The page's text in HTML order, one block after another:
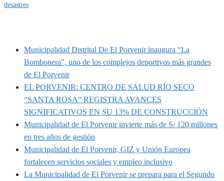
desastres
Municipalidad Distrital De El Porvenir inaugura “La
Bombonera”, uno de los complejos deportivos más grandes
de El Porvenir
EL PORVENIR: CENTRO DE SALUD RÍO SECO
“SANTA ROSA” REGISTRA AVANCES
SIGNIFICATIVOS EN SU 13% DE CONSTRUCCIÓN
Municipalidad de El Porvenir invierte más de S/ 120 millones
en tres años de gestión
Municipalidad de El Porvenir, GIZ y Unión Europea
fortalecen servicios sociales y empleo inclusivo
La Municipalidad de El Porvenir se prepara para el Segundo